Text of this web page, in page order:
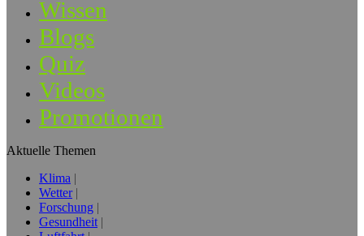
Wissen
Blogs
Quiz
Videos
Promotionen
Aktuelle Themen
Klima
Wetter
Forschung
Gesundheit